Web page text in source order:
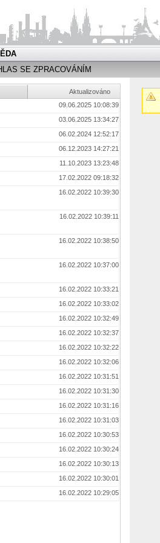
SE ZPRACOVÁNÍM
Aktualizováno
09.06.2025 10:08:39
03.06.2025 13:34:27
06.02.2024 12:52:17
06.12.2023 14:27:21
11.10.2023 13:23:48
17.02.2022 09:18:32
16.02.2022 10:39:30
16.02.2022 10:39:11
16.02.2022 10:38:50
16.02.2022 10:37:00
16.02.2022 10:33:21
16.02.2022 10:33:02
16.02.2022 10:32:49
16.02.2022 10:32:37
16.02.2022 10:32:22
16.02.2022 10:32:06
16.02.2022 10:31:51
16.02.2022 10:31:30
16.02.2022 10:31:16
16.02.2022 10:31:03
16.02.2022 10:30:53
16.02.2022 10:30:24
16.02.2022 10:30:13
16.02.2022 10:30:01
16.02.2022 10:29:05